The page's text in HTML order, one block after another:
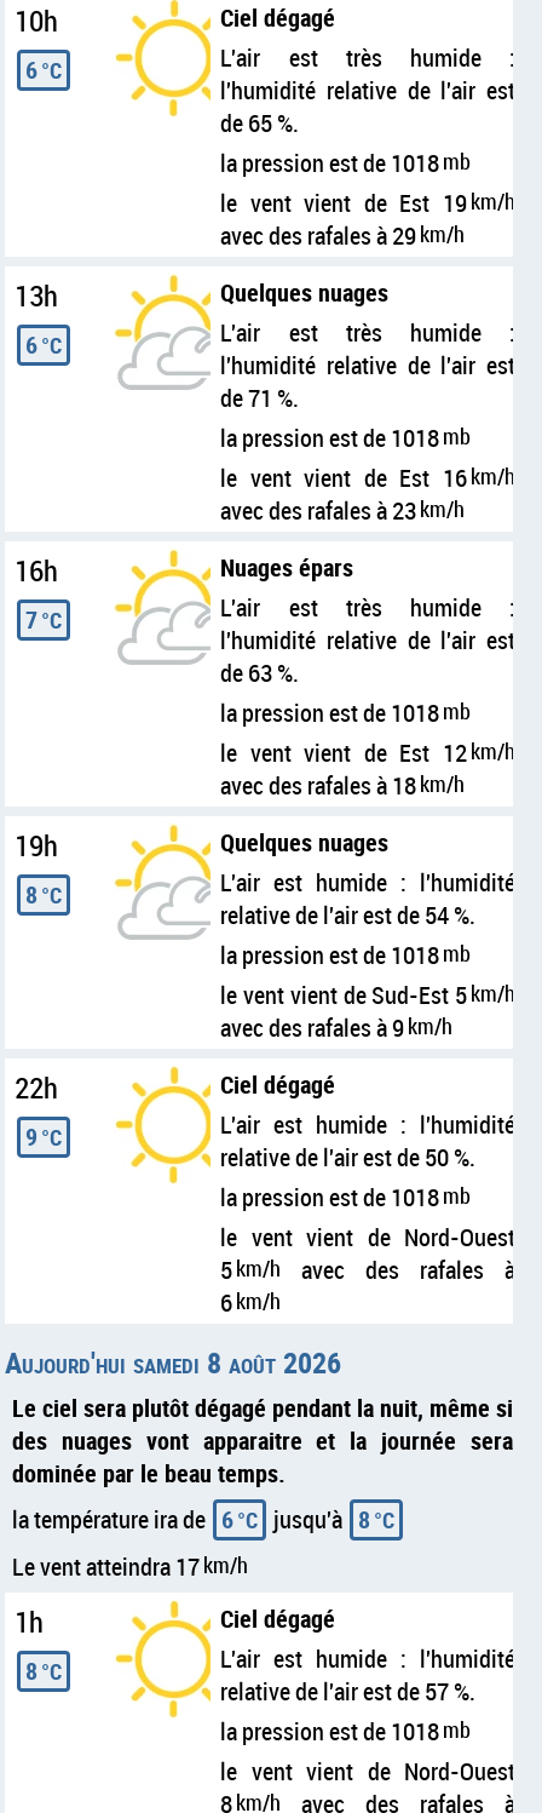
10h
6°C
Ciel dégagé
L'air est très humide :
l'humidité relative de l'air est
de 65 %.
la pression est de 1018mb
le vent vient de Est 19km/h
avec des rafales à 29km/h
13h
6°C
Quelques nuages
L'air est très humide :
l'humidité relative de l'air est
de 71 %.
la pression est de 1018mb
le vent vient de Est 16km/h
avec des rafales à 23km/h
16h
7°C
Nuages épars
L'air est très humide :
l'humidité relative de l'air est
de 63 %.
la pression est de 1018mb
le vent vient de Est 12km/h
avec des rafales à 18km/h
19h
8 °C
Quelques nuages
L'air est humide : l'humidité
relative de l'air est de 54 %.
la pression est de 1018mb
le vent vient de Sud-Est 5km/h
avec des rafales à 9km/h
22h
9 °C
Ciel dégagé
L'air est humide : l'humidité
relative de l'air est de 50 %.
la pression est de 1018mb
le vent vient de Nord-Ouest
5km/h
avec des rafales à
6km/h
Aujourd'hui samedi 8 août 2026
Le ciel sera plutôt dégagé pendant la nuit, même si
des nuages vont apparaitre et la journée sera
dominée par le beau temps.
la température ira de 6°C jusqu'à 8 °C
Le vent atteindra 17km/h
1h
8 °C
Ciel dégagé
L'air est humide : l'humidité
relative de l'air est de 57 %.
la pression est de 1018mb
le vent vient de Nord-Ouest
8km/h avec des rafales à